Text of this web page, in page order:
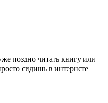
поздно читать книгу или
сидишь в интернете